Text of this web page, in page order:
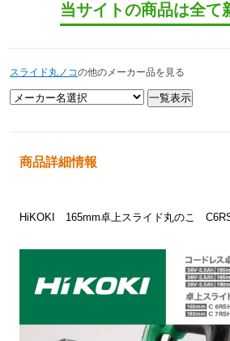
当サイトの商品は全て
スライド丸ノコの他のメーカー品を見る
商品詳細情報
HiKOKI 165mm卓上スライド丸のこ